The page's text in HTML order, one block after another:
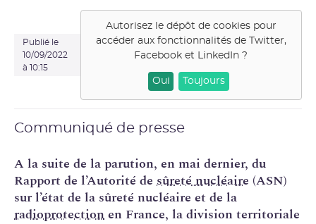
Publié le
10/09/2022
à 10:15
Autorisez le dépôt de cookies pour
accéder aux fonctionnalités de Twitter,
Facebook et LinkedIn ?
Oui Toujours
Communiqué de presse
A la suite de la parution, en mai dernier, du
Rapport de l’Autorité de sûreté nucléaire (ASN)
sur l’état de la sûreté nucléaire et de la
radioprotectionen France, la division territoriale